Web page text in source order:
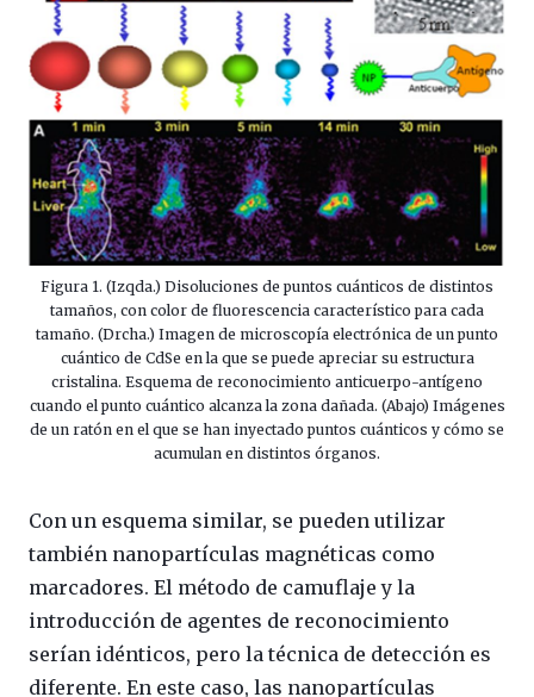
Figura 1. (Izqda.) Disoluciones de puntos cuánticos de distintos
tamaños, con color de fluorescencia característico para cada
tamaño. (Drcha.) Imagen de microscopía electrónica de un punto
cuántico de CdSe en la que se puede apreciar su estructura
cristalina. Esquema de reconocimiento anticuerpo-antígeno
cuando el punto cuántico alcanza la zona dañada. (Abajo) Imágenes
de un ratón en el que se han inyectado puntos cuánticos y cómo se
acumulan en distintos órganos.
Con un esquema similar, se pueden utilizar
también nanopartículas magnéticas como
marcadores. El método de camuflaje y la
introducción de agentes de reconocimiento
serían idénticos, pero la técnica de detección es
diferente. En este caso, las nanopartículas